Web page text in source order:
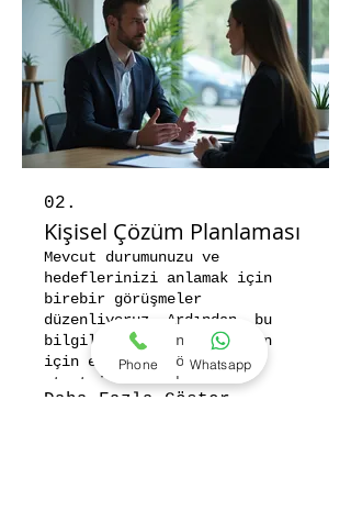
02.
Kişisel Çözüm Planlaması
Mevcut durumunuzu ve
hedeflerinizi anlamak için
birebir görüşmeler
düzenliyoruz. Ardından, bu
bilgileri kullanarak sizin
için en uygun çözüm
stratejilerini belirliyoruz.
Daha Fazla Göster
Phone Whatsapp